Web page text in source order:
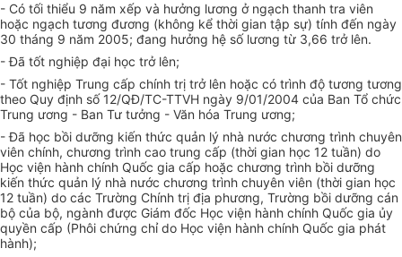
- Có tối thiểu 9 năm xếp và hưởng lương ở ngạch thanh tra viên
hoặc ngạch tương đương (không kể thời gian tập sự) tính đến ngày
30 tháng 9 năm 2005; đang hưởng hệ số lương từ 3,66 trở lên.
- Đã tốt nghiệp đại học trở lên;
- Tốt nghiệp Trung cấp chính trị trở lên hoặc có trình độ tương tương
theo Quy định số 12/QĐ/TC-TTVH ngày 9/01/2004 của Ban Tổ chức
Trung ương - Ban Tư tưởng - Văn hóa Trung ương;
- Đã học bồi dưỡng kiến thức quản lý nhà nước chương trình chuyên
viên chính, chương trình cao trung cấp (thời gian học 12 tuần) do
Học viện hành chính Quốc gia cấp hoặc chương trình bồi dưỡng
kiến thức quản lý nhà nước chương trình chuyên viên (thời gian học
12 tuần) do các Trường Chính trị địa phương, Trường bồi dưỡng cán
bộ của bộ, ngành được Giám đốc Học viện hành chính Quốc gia ủy
quyền cấp (Phôi chứng chỉ do Học viện hành chính Quốc gia phát
hành);